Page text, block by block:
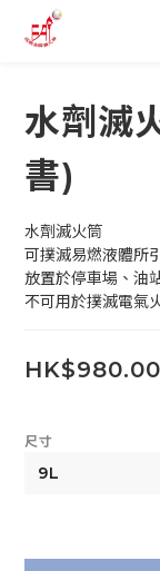
水劑滅
書)
水劑滅火筒
可撲滅易燃液體所
放置於停車場、油
不可用於撲滅電氣
HK$980.00
尺寸